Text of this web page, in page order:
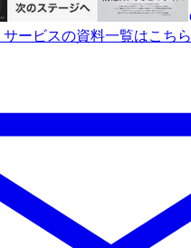
サービスの資料一覧はこちら